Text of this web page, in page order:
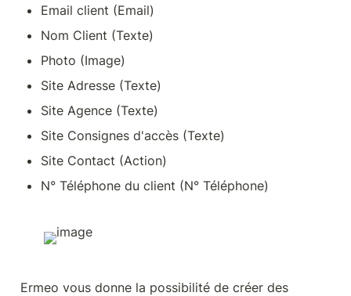
Email client (Email)
Nom Client (Texte)
Photo (Image)
Site Adresse (Texte)
Site Agence (Texte)
Site Consignes d'accès (Texte)
Site Contact (Action)
N° Téléphone du client (N° Téléphone)
Ermeo vous donne la possibilité de créer des